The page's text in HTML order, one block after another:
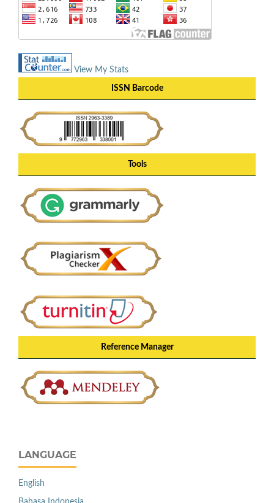
View My Stats
ISSN Barcode
Tools
Reference Manager
LANGUAGE
English